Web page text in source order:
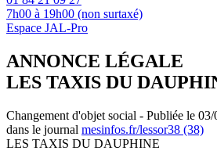
7h00 à 19h00 (non surtaxé)
Espace JAL-Pro
ANNONCE LÉGALE
LES TAXIS DU
Changement d'objet social - Publiée le
dans le journal mesinfos.fr/lessor38 (38)
LES TAXIS DU DAUPHINE